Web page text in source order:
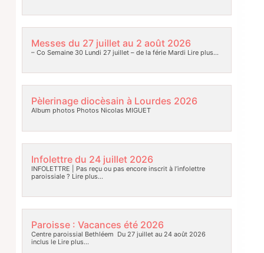
Messes du 27 juillet au 2 août 2026
– Co Semaine 30 Lundi 27 juillet – de la férie Mardi Lire plus…
Pèlerinage diocèsain à Lourdes 2026
Album photos Photos Nicolas MIGUET
Infolettre du 24 juillet 2026
INFOLETTRE | Pas reçu ou pas encore inscrit à l’infolettre
paroissiale ? Lire plus…
Paroisse : Vacances été 2026
Centre paroissial Bethléem Du 27 juillet au 24 août 2026
inclus leLire plus…